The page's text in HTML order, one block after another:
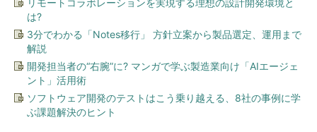
リモートコラボレーションを実現する理想の設計開発環境と
は?
3分でわかる「Notes移行」 方針立案から製品選定、運用まで
解説
開発担当者の“右腕”に? マンガで学ぶ製造業向け「AIエージェ
ント」活用術
ソフトウェア開発のテストはこう乗り越える、8社の事例に学
ぶ課題解決のヒント